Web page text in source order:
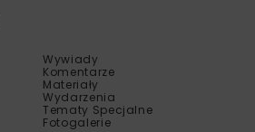
Wywiady
Komentarze
Materiały
Wydarzenia
Tematy Specjalne
Fotogalerie